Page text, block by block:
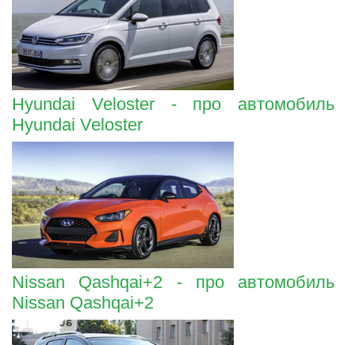
Hyundai Veloster - про автомобиль
Hyundai Veloster
Nissan Qashqai+2 - про автомобиль
Nissan Qashqai+2